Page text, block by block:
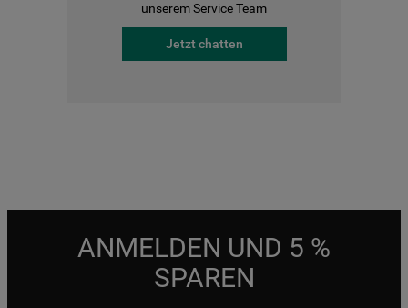
unserem Service Team
Jetzt chatten
ANMELDEN UND 5 %
SPAREN